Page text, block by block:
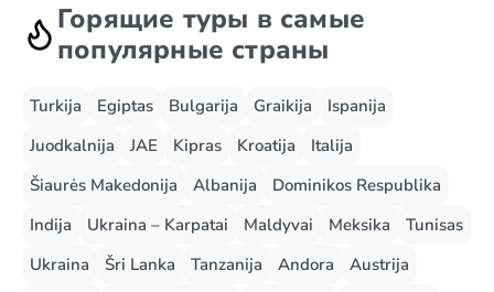
Горящие туры в самые
популярные страны
Turkija Egiptas Bulgarija Graikija
Ispanija
Juodkalnija
JAE Kipras Kroatija
Italija
Šiaurės Makedonija
Albanija
Dominikos Respublika
Indija
Ukraina – Karpatai Maldyvai Meksika
Tunisas
Ukraina
Šri Lanka Tanzanija Andora
Austrija